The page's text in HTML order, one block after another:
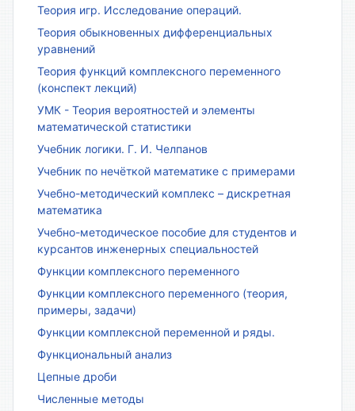
Теория игр. Исследование операций.
Теория обыкновенных дифференциальных
уравнений
Теория функций комплексного переменного
(конспект лекций)
УМК - Теория вероятностей и элементы
математической статистики
Учебник логики. Г. И. Челпанов
Учебник по нечёткой математике с примерами
Учебно-методический комплекс – дискретная
математика
Учебно-методическое пособие для студентов и
курсантов инженерных специальностей
Функции комплексного переменного
Функции комплексного переменного (теория,
примеры, задачи)
Функции комплексной переменной и ряды.
Функциональный анализ
Цепные дроби
Численные методы